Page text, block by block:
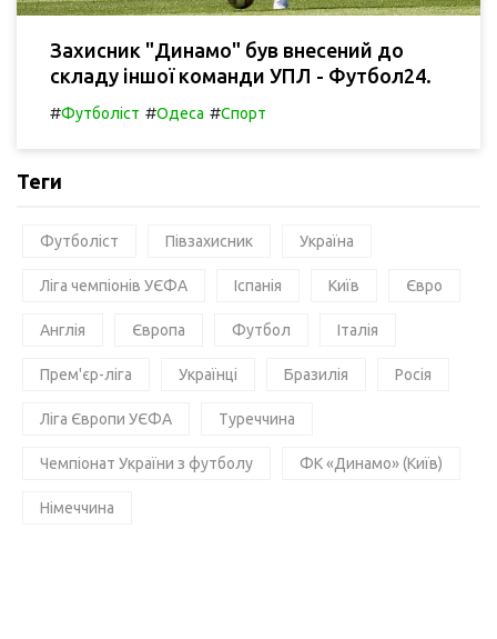
Захисник "Динамо" був внесений до
складу іншої команди УПЛ - Футбол24.
#Футболіст #Одеса #Спорт
Теги
Футболіст Півзахисник Україна
Ліга чемпіонів УЄФА Іспанія Київ Євро
Англія Європа Футбол Італія
Прем'єр-ліга Українці Бразилія Росія
Ліга Європи УЄФА Туреччина
Чемпіонат України з футболу ФК «Динамо» (Київ)
Німеччина